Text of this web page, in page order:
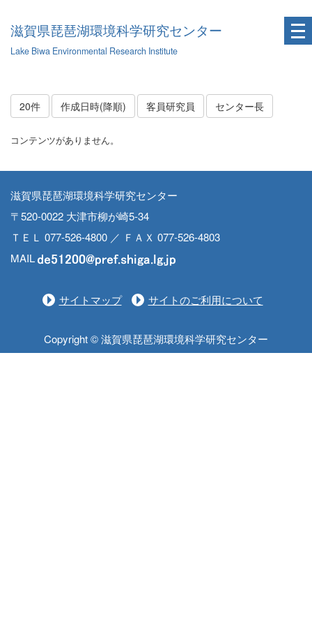
滋賀県琵琶湖環境科学研究センター
Lake Biwa Environmental Research Institute
20件 作成日時(降順) 客員研究員 センター長
コンテンツがありません。
滋賀県琵琶湖環境科学研究センター
〒520-0022 大津市柳が崎5-34
ＴＥＬ 077-526-4800 ／ ＦＡＸ 077-526-4803
MAIL
サイトマップ サイトのご利用について
Copyright © 滋賀県琵琶湖環境科学研究センター